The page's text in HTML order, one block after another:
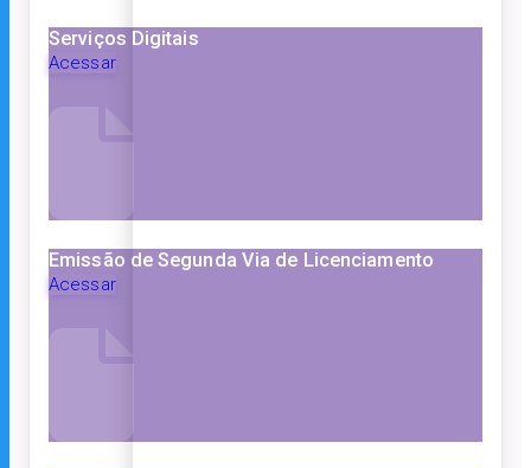
Serviços Digitais
Acessar
Emissão de Segunda Via de Licenciamento
Acessar